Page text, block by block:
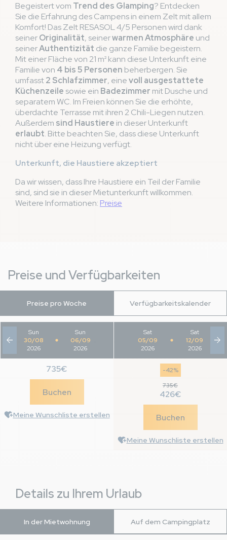
Begeistert vom Trend des Glamping? Entdecken
Sie die Erfahrung des Campens in einem Zelt mit allem
Komfort! Das Zelt RESASOL 4/5 Personen wird dank
seinerOriginalität, seinerwarmen Atmosphäre und
seinerAuthentizität die ganze Familie begeistern.
Mit einer Fläche von 21 m² kann diese Unterkunft eine
Familie von 4 bis 5 Personen beherbergen. Sie
umfasst2 Schlafzimmer, einevoll ausgestattete
Küchenzeile sowie ein Badezimmer mit Dusche und
separatem WC. Im Freien können Sie die erhöhte,
überdachte Terrasse mit ihren 2 Chili-Liegen nutzen.
Außerdem sind Haustiere in dieser Unterkunft
erlaubt. Bitte beachten Sie, dass diese Unterkunft
nicht über eine Heizung verfügt.
Unterkunft, die Haustiere akzeptiert
Da wir wissen, dass Ihre Haustiere ein Teil der Familie
sind, sind sie in dieser Mietunterkunft willkommen.
Weitere Informationen: Preise
Preise und Verfügbarkeiten
Preise pro Woche Verfügbarkeitskalender
Sun
30/08
2026
Sun
06/09
2026
735€
Buchen
Meine Wunschliste erstellen
Sat
05/09
2026
Sat
12/09
2026
-42%
735€
426€
Buchen
Meine Wunschliste erstellen
- -
arrow_back arrow_forward
Details zu Ihrem Urlaub
In der Mietwohnung Auf dem Campingplatz